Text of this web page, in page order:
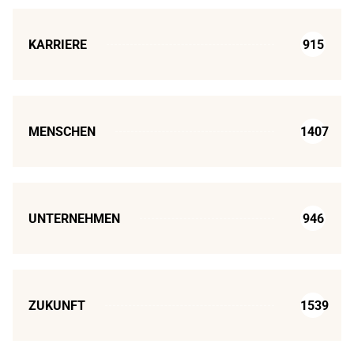
KARRIERE 915
MENSCHEN 1407
UNTERNEHMEN 946
ZUKUNFT 1539